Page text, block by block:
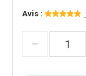
Avis :